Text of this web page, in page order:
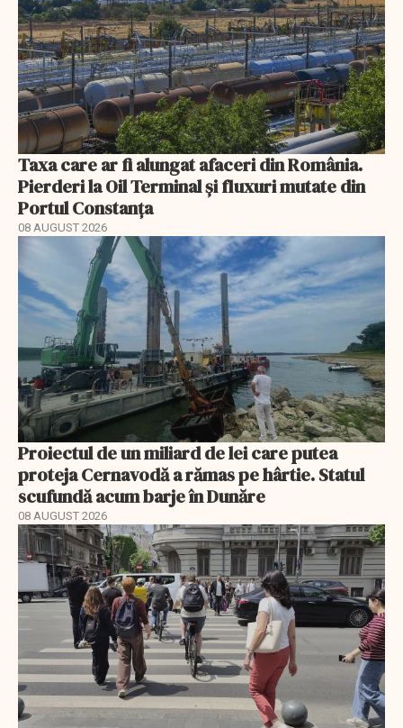
Taxa care ar fi alungat afaceri din România.
Pierderi la Oil Terminal și fluxuri mutate din
Portul Constanța
08 AUGUST 2026
Proiectul de un miliard de lei care putea
proteja Cernavodă a rămas pe hârtie. Statul
scufundă acum barje în Dunăre
08 AUGUST 2026